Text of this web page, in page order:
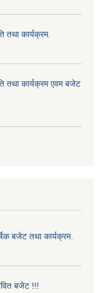
तथा कार्यक्रम.
तथा कार्यक्रम एवम बजेट
बजेट तथा कार्यक्रम.
बजेट !!!